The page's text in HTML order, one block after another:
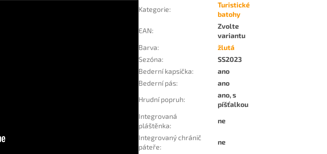
Kategorie:
Turistické
batohy
EAN:
Zvolte
variantu
Barva:
žlutá
Sezóna:
SS2023
Bederní kapsička:
ano
Bederní pás:
ano
Hrudní popruh:
ano, s
píšťalkou
Integrovaná
pláštěnka:
ne
Integrovaný chránič
páteře:
ne